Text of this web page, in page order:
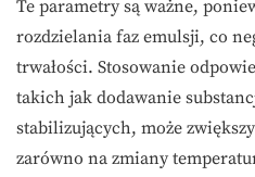
Te parametry są ważne,
rozdzielania faz emulsji, co
trwałości. Stosowanie
takich jak dodawanie
stabilizujących, może
zarówno na zmiany